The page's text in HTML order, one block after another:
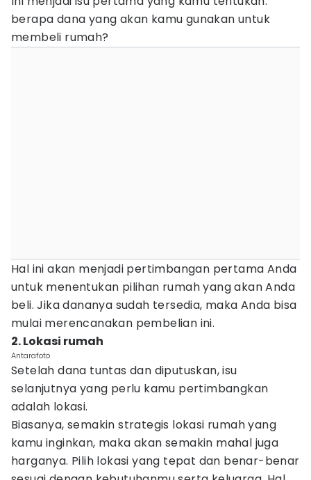
berapa dana yang akan kamu gunakan untuk
membeli rumah?
Hal ini akan menjadi pertimbangan pertama Anda
untuk menentukan pilihan rumah yang akan Anda
beli. Jika dananya sudah tersedia, maka Anda bisa
mulai merencanakan pembelian ini.
2. Lokasi rumah
Antarafoto
Setelah dana tuntas dan diputuskan, isu
selanjutnya yang perlu kamu pertimbangkan
adalah lokasi.
Biasanya, semakin strategis lokasi rumah yang
kamu inginkan, maka akan semakin mahal juga
harganya. Pilih lokasi yang tepat dan benar-benar